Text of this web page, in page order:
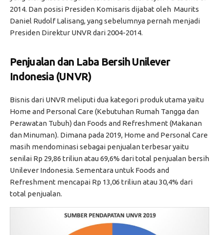
2014. Dan posisi Presiden Komisaris dijabat oleh Maurits
Daniel Rudolf Lalisang, yang sebelumnya pernah menjadi
Presiden Direktur UNVR dari 2004-2014.
Penjualan dan Laba Bersih Unilever
Indonesia (UNVR)
Bisnis dari UNVR meliputi dua kategori produk utama yaitu
Home and Personal Care (Kebutuhan Rumah Tangga dan
Perawatan Tubuh) dan Foods and Refreshment (Makanan
dan Minuman). Dimana pada 2019, Home and Personal Care
masih mendominasi sebagai penjualan terbesar yaitu
senilai Rp 29,86 triliun atau 69,6% dari total penjualan bersih
Unilever Indonesia. Sementara untuk Foods and
Refreshment mencapai Rp 13,06 triliun atau 30,4% dari
total penjualan.